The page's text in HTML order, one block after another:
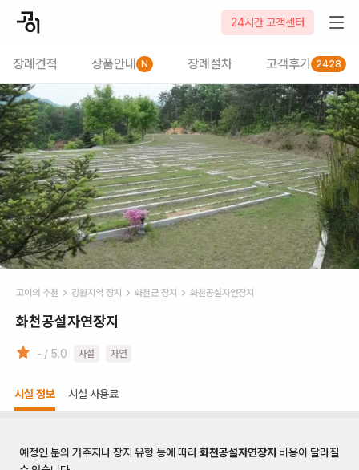
24시간 고객센터
장례견적 상품안내 N 장례절차 고객후기 2428
고이의 추천 강원지역 장지 화천군 장지 화천공설자연장지
화천공설자연장지
- / 5.0 사설 자연
시설 정보 시설 사용료
예정인 분의 거주지나 장지 유형 등에 따라화천공설자연장지 비용이 달라질